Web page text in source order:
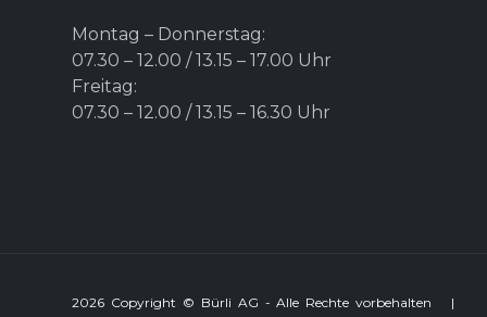
Montag – Donnerstag:
07.30 – 12.00 / 13.15 – 17.00 Uhr
Freitag:
07.30 – 12.00 / 13.15 – 16.30 Uhr
2026 Copyright © Bürli AG - Alle Rechte vorbehalten |